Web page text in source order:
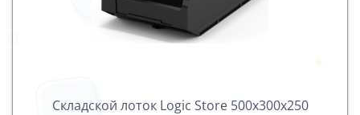
Складской лоток Logiс Store 500х300х250